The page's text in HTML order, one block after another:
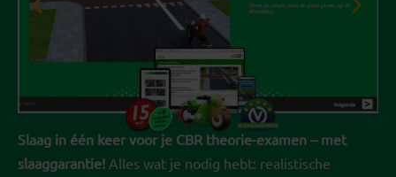
Slaag in één keer voor je CBR theorie-examen – met
slaaggarantie! Alles wat je nodig hebt: realistische